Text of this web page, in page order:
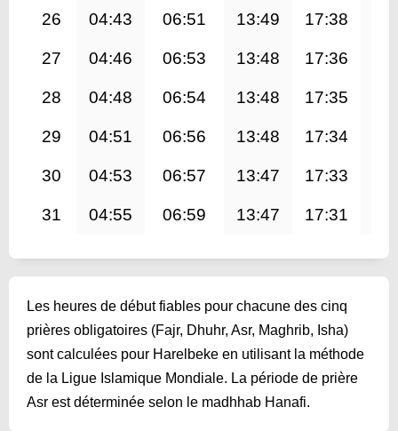
26 04:43 06:51 13:49 17:38
27 04:46 06:53 13:48 17:36
28 04:48 06:54 13:48 17:35
29 04:51 06:56 13:48 17:34
30 04:53 06:57 13:47 17:33
31 04:55 06:59 13:47 17:31
Les heures de début fiables pour chacune des cinq
prières obligatoires (Fajr, Dhuhr, Asr, Maghrib, Isha)
sont calculées pour Harelbeke en utilisant la méthode
de la Ligue Islamique Mondiale. La période de prière
Asr est déterminée selon le madhhab Hanafi.